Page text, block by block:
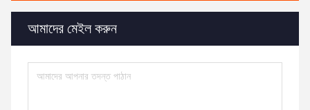
আমাদের মেইল ​​করুন